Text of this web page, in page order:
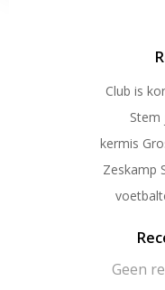
Club is
Stem
kermis
Zeskamp
Geen